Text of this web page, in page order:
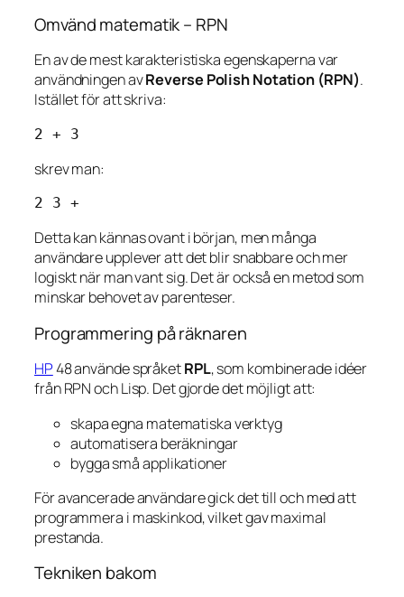
Omvänd matematik – RPN
En av de mest karakteristiska egenskaperna var
användningen avReverse Polish Notation (RPN).
Istället för att skriva:
skrev man:
Detta kan kännas ovant i början, men många
användare upplever att det blir snabbare och mer
logiskt när man vant sig. Det är också en metod som
minskar behovet av parenteser.
Programmering på räknaren
HP48 använde språketRPL, som kombinerade idéer
från RPN och Lisp. Det gjorde det möjligt att:
skapa egna matematiska verktyg
automatisera beräkningar
bygga små applikationer
För avancerade användare gick det till och med att
programmera i maskinkod, vilket gav maximal
prestanda.
Tekniken bakom